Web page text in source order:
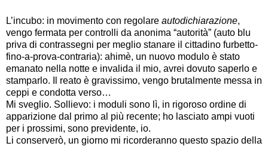
L’incubo: in movimento con regolare autodichiarazione,
vengo fermata per controlli da anonima “autorità” (auto blu
priva di contrassegni per meglio stanare il cittadino furbetto-
fino-a-prova-contraria): ahimè, un nuovo modulo è stato
emanato nella notte e invalida il mio, avrei dovuto saperlo e
stamparlo. Il reato è gravissimo, vengo brutalmente messa in
ceppi e condotta verso…
Mi sveglio. Sollievo: i moduli sono lì, in rigoroso ordine di
apparizione dal primo al più recente; ho lasciato ampi vuoti
per i prossimi, sono previdente, io.
Li conserverò, un giorno mi ricorderanno questo spazio della